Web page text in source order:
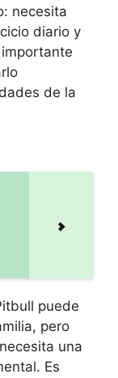
necesita
diario y
de la
puede
pero
una
Es